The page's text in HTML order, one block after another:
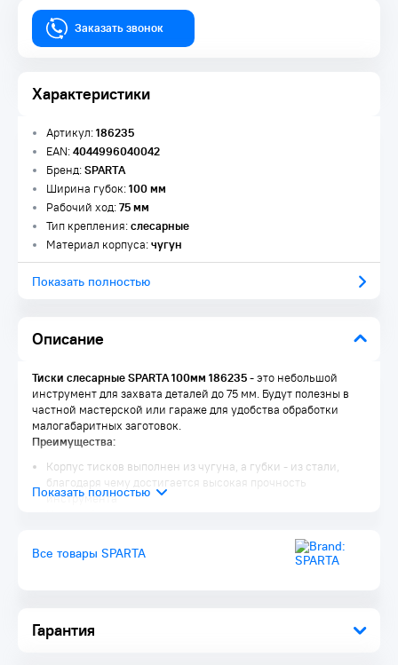
Заказать звонок
Характеристики
Описание
Гарантия
Артикул:186235
EAN:4044996040042
Бренд:SPARTA
Ширина губок:100 мм
Рабочий ход:75 мм
Тип крепления:слесарные
Материал корпуса:чугун
Показать полностью
Тиски слесарные SPARTA 100мм 186235- это небольшой
инструмент для захвата деталей до 75 мм. Будут полезны в
частной мастерской или гараже для удобства обработки
малогабаритных заготовок.
Преимущества:
Корпус тисков выполнен из чугуна, а губки - из стали,
благодаря чему достигается высокая прочность
инструмента
Поворотные тиски позволяют менять положение
заготовки для удобства ее обработки
захват изделий
Тиски можно использовать в качестве стационарного
Все товары SPARTA